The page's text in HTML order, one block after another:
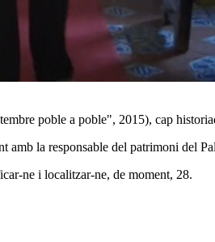
poble a poble", 2015), cap
amb la responsable del patrimoni del
ne i localitzar-ne, de moment, 28.